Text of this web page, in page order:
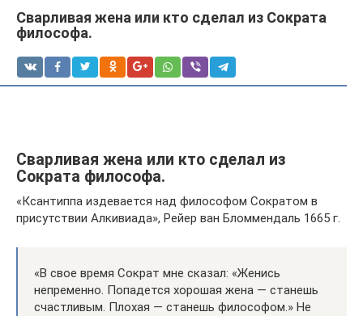
Сварливая жена или кто сделал из Сократа
философа.
Сварливая жена или кто сделал из
Сократа философа.
«Ксантиппа издевается над философом Сократом в
присутствии Алкивиада», Рейер ван Бломмендаль 1665 г.
«В свое время Сократ мне сказал: «Женись
непременно. Попадется хорошая жена — станешь
счастливым. Плохая — станешь философом.» Не